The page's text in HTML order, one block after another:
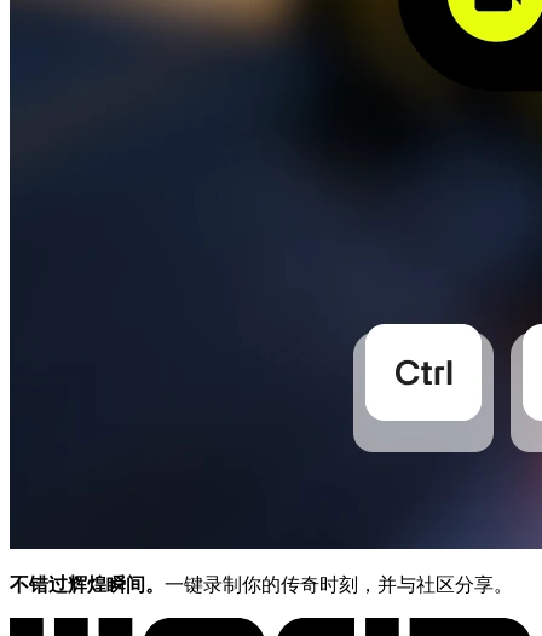
不错过辉煌瞬间。 一键录制你的传奇时刻，并与社区分享。